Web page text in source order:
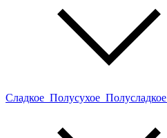
Сладкое Полусухое Полусладкое